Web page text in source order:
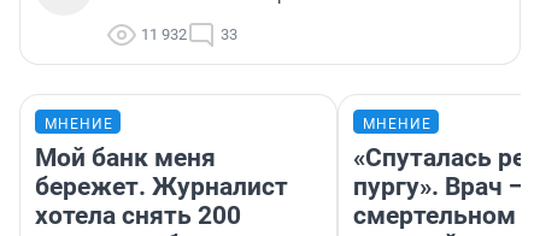
11 932 33
МНЕНИЕ
Мой банк меня
бережет. Журналист
хотела снять 200
МНЕНИЕ
«Спуталась
пургу». Врач —
смертельном